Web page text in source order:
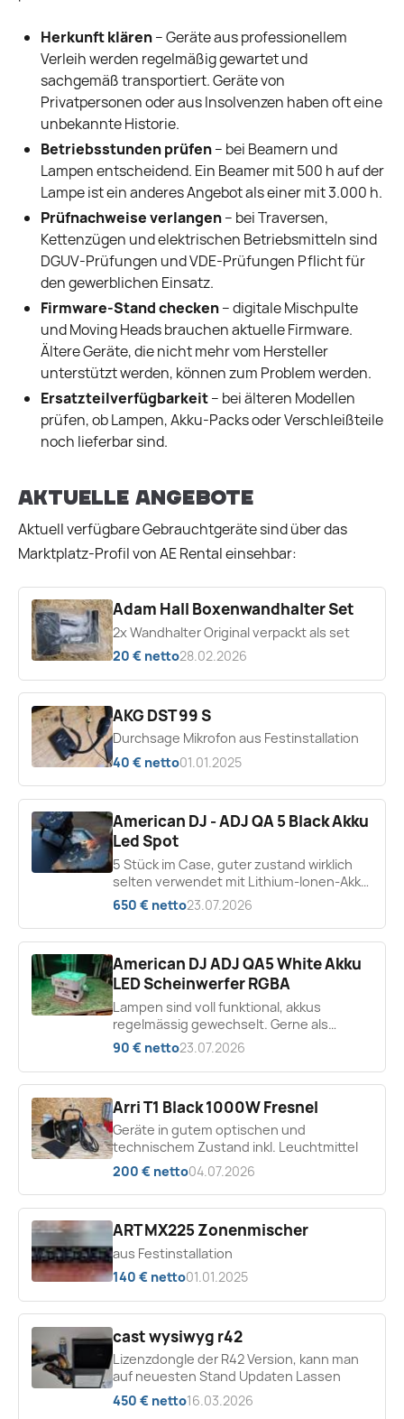
Herkunft klären– Geräte aus professionellem
Verleih werden regelmäßig gewartet und
sachgemäß transportiert. Geräte von
Privatpersonen oder aus Insolvenzen haben oft eine
unbekannte Historie.
Betriebsstunden prüfen– bei Beamern und
Lampen entscheidend. Ein Beamer mit 500 h auf der
Lampe ist ein anderes Angebot als einer mit 3.000 h.
Prüfnachweise verlangen– bei Traversen,
Kettenzügen und elektrischen Betriebsmitteln sind
DGUV-Prüfungen und VDE-Prüfungen Pflicht für
den gewerblichen Einsatz.
Firmware-Stand checken– digitale Mischpulte
und Moving Heads brauchen aktuelle Firmware.
Ältere Geräte, die nicht mehr vom Hersteller
unterstützt werden, können zum Problem werden.
Ersatzteilverfügbarkeit– bei älteren Modellen
prüfen, ob Lampen, Akku-Packs oder Verschleißteile
noch lieferbar sind.
Aktuelle Angebote
Aktuell verfügbare Gebrauchtgeräte sind über das
Marktplatz-Profil von AE Rental einsehbar:
Adam Hall Boxenwandhalter Set
2x Wandhalter Original verpackt als set
20 € netto28.02.2026
AKG DST 99 S
Durchsage Mikrofon aus Festinstallation
40 € netto01.01.2025
American DJ - ADJ QA 5 Black Akku
Led Spot
5 Stück im Case, guter zustand wirklich
selten verwendet mit Lithium-Ionen-Akku
betrieben und mit integriertem
drahtlosem DMX, schlankes...
650 € netto23.07.2026
American DJ ADJ QA5 White Akku
LED Scheinwerfer RGBA
Lampen sind voll funktional, akkus
regelmässig gewechselt. Gerne als
Paketpreis abzugeben
90 € netto23.07.2026
Arri T1 Black 1000W Fresnel
Geräte in gutem optischen und
technischem Zustand inkl. Leuchtmittel
200 € netto04.07.2026
ART MX225 Zonenmischer
aus Festinstallation
140 € netto01.01.2025
cast wysiwyg r42
Lizenzdongle der R42 Version, kann man
auf neuesten Stand Updaten Lassen
450 € netto16.03.2026